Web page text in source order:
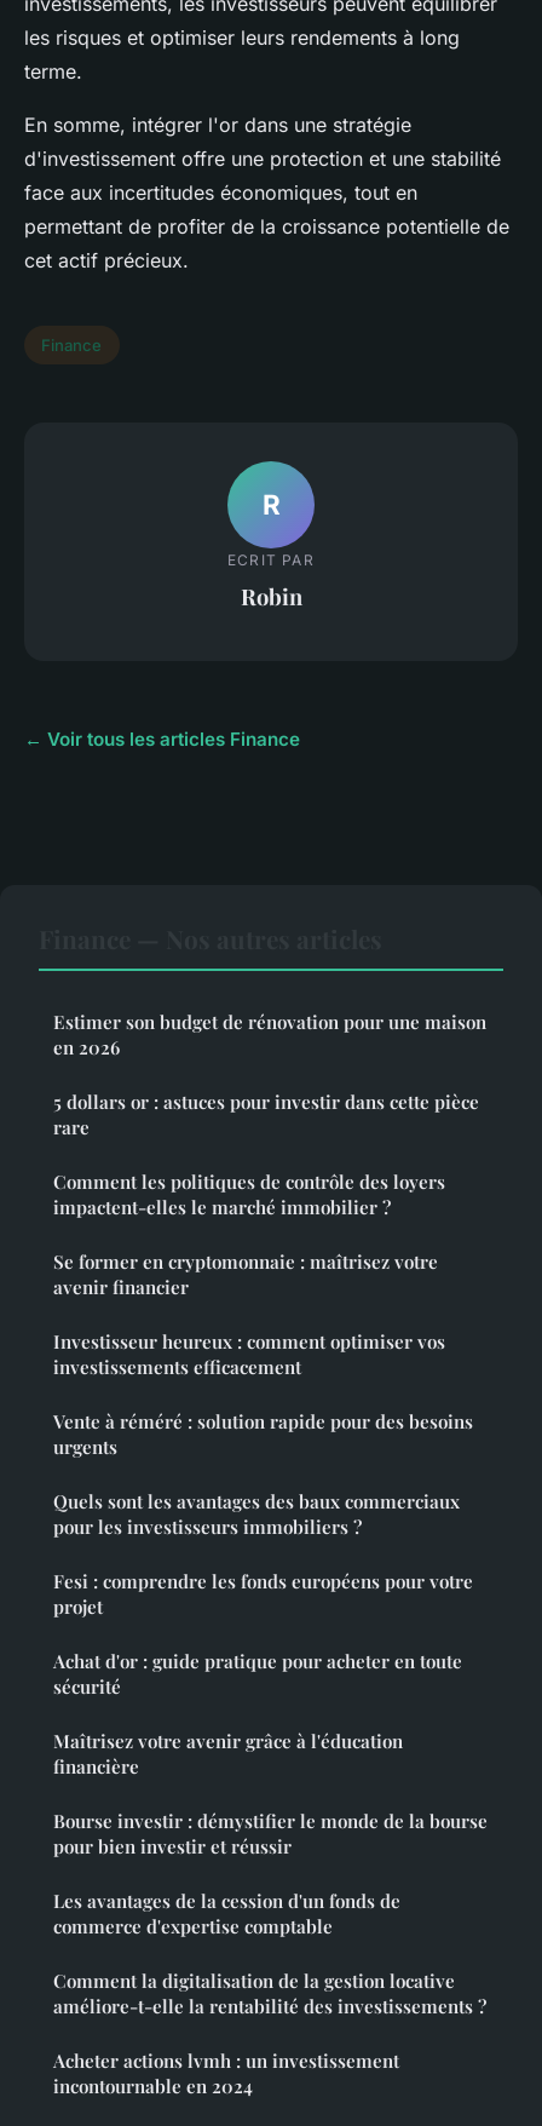
les risques et optimiser leurs rendements à long
terme.
En somme, intégrer l'or dans une stratégie
d'investissement offre une protection et une stabilité
face aux incertitudes économiques, tout en
permettant de profiter de la croissance potentielle de
cet actif précieux.
Finance
R
ECRIT PAR
Robin
← Voir tous les articles Finance
Estimer son budget de rénovation pour une maison
en 2026
5 dollars or : astuces pour investir dans cette pièce
rare
Comment les politiques de contrôle des loyers
impactent-elles le marché immobilier ?
Se former en cryptomonnaie : maîtrisez votre
avenir financier
Investisseur heureux : comment optimiser vos
investissements efficacement
Vente à réméré : solution rapide pour des besoins
urgents
Quels sont les avantages des baux commerciaux
pour les investisseurs immobiliers ?
Fesi : comprendre les fonds européens pour votre
projet
Achat d'or : guide pratique pour acheter en toute
sécurité
Maîtrisez votre avenir grâce à l'éducation
financière
Bourse investir : démystifier le monde de la bourse
pour bien investir et réussir
Les avantages de la cession d'un fonds de
commerce d'expertise comptable
Comment la digitalisation de la gestion locative
améliore-t-elle la rentabilité des investissements ?
Acheter actions lvmh : un investissement
incontournable en 2024